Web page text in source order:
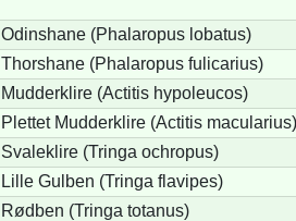
Odinshane (Phalaropus lobatus)
Thorshane (Phalaropus fulicarius)
Mudderklire (Actitis hypoleucos)
Plettet Mudderklire (Actitis macularius)
Svaleklire (Tringa ochropus)
Lille Gulben (Tringa flavipes)
Rødben (Tringa totanus)